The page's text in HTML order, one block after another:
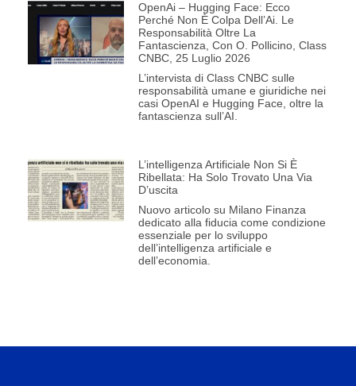
OpenAi – Hugging Face: Ecco
Perché Non È Colpa Dell’Ai. Le
Responsabilità Oltre La
Fantascienza, Con O. Pollicino, Class
CNBC, 25 Luglio 2026
L’intervista di Class CNBC sulle
responsabilità umane e giuridiche nei
casi OpenAI e Hugging Face, oltre la
fantascienza sull’AI.
L’intelligenza Artificiale Non Si È
Ribellata: Ha Solo Trovato Una Via
D’uscita
Nuovo articolo su Milano Finanza
dedicato alla fiducia come condizione
essenziale per lo sviluppo
dell’intelligenza artificiale e
dell’economia.